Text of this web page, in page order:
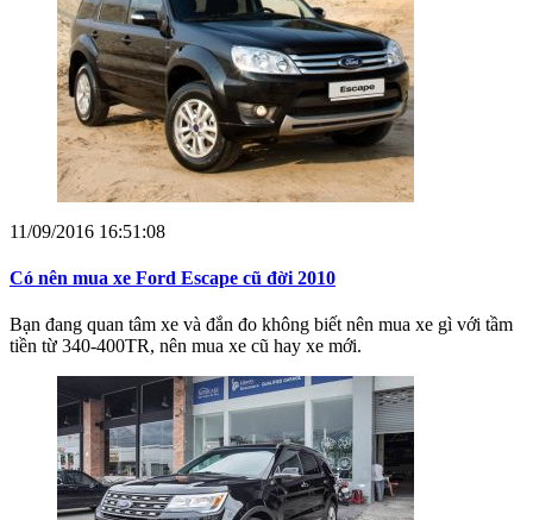
11/09/2016 16:51:08
Có nên mua xe Ford Escape cũ đời 2010
Bạn đang quan tâm xe và đắn đo không biết nên mua xe gì với tầm
tiền từ 340-400TR, nên mua xe cũ hay xe mới.